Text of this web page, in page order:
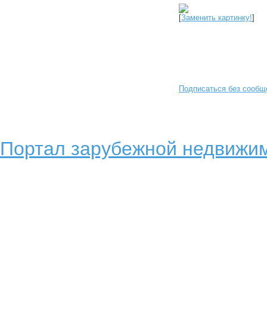
[Заменить картинку!]
Подписаться без
Портал зарубежной